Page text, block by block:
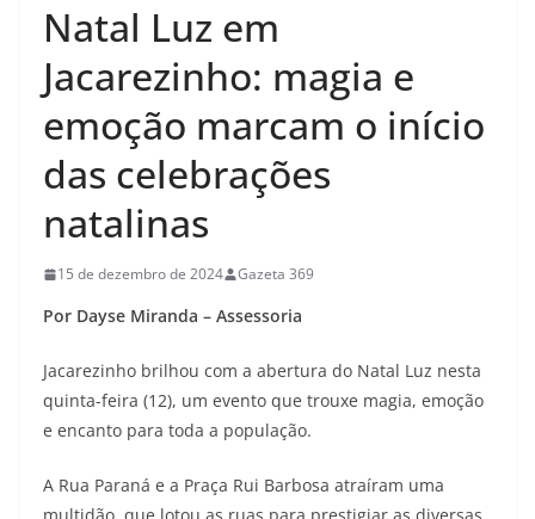
Natal Luz em
Jacarezinho: magia e
emoção marcam o início
das celebrações
natalinas
15 de dezembro de 2024 Gazeta 369
Por Dayse Miranda – Assessoria
Jacarezinho brilhou com a abertura do Natal Luz nesta
quinta-feira (12), um evento que trouxe magia, emoção
e encanto para toda a população.
A Rua Paraná e a Praça Rui Barbosa atraíram uma